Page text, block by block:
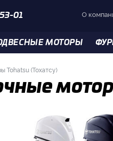
01 О
МОТОРЫ
Tohatsu (Тохатсу)